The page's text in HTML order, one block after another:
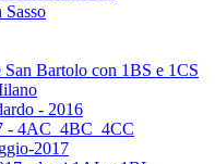
Bartolo con 1BS e 1CS
- 2016
- 4AC_4BC_4CC
2017